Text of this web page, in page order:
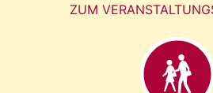
ZUM